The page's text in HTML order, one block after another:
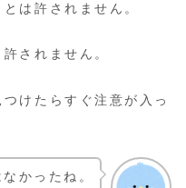
は許されません。
されません。
けたらすぐ注意が入っ
かったね。